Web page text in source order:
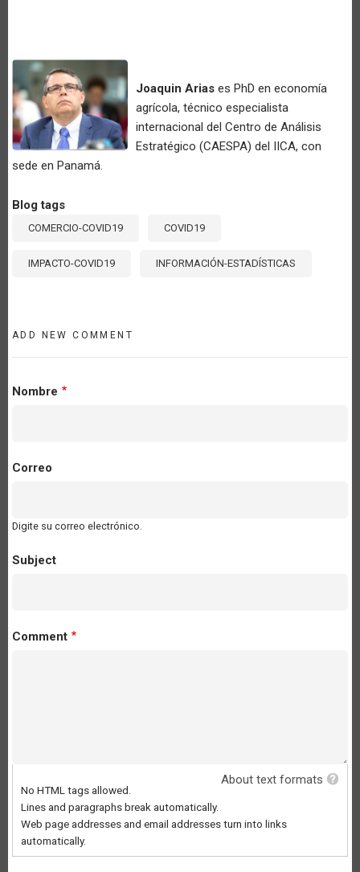
Joaquin Arias es PhD en economía
agrícola, técnico especialista
internacional del Centro de Análisis
Estratégico (CAESPA) del IICA, con
sede en Panamá.
Blog tags
COMERCIO-COVID19 COVID19
IMPACTO-COVID19 INFORMACIÓN-ESTADÍSTICAS
ADD NEW COMMENT
Nombre
Correo
Digite su correo electrónico.
Subject
Comment
About text formats
No HTML tags allowed.
Lines and paragraphs break automatically.
Web page addresses and email addresses turn into links
automatically.